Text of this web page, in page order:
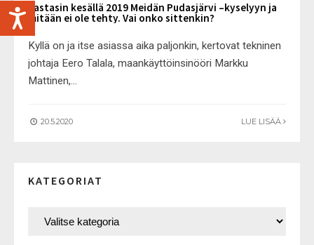
Vastasin kesällä 2019 Meidän Pudasjärvi –kyselyyn ja
mitään ei ole tehty. Vai onko sittenkin?
Kyllä on ja itse asiassa aika paljonkin, kertovat tekninen
johtaja Eero Talala, maankäyttöinsinööri Markku
Mattinen,...
20.5.2020 LUE LISÄÄ
KATEGORIAT